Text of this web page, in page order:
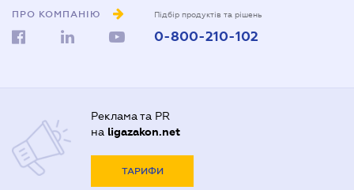
ПРО КОМПАНІЮ Підбір продуктів та рішень
0-800-210-102
Реклама та PR
на ligazakon.net
ТАРИФИ